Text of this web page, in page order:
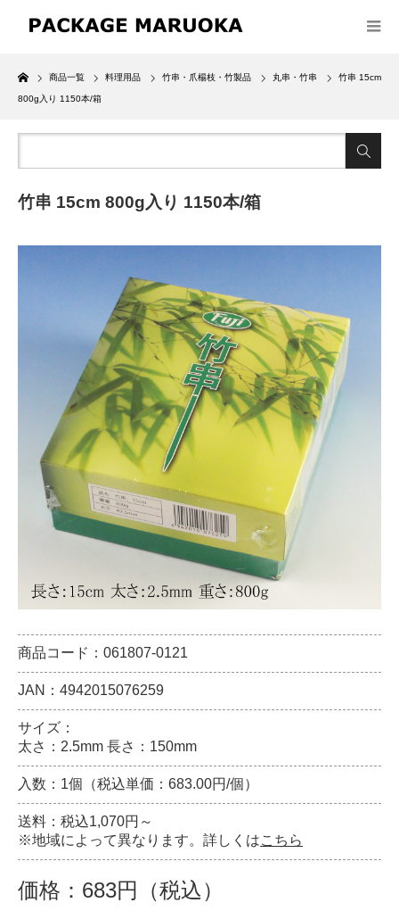
Home
商品一覧 料理用品 竹串・爪楊枝・竹製品 丸串・竹串 竹串 15cm
800g入り 1150本/箱
竹串 15cm 800g入り 1150本/箱
商品コード：061807-0121
JAN：4942015076259
サイズ：
太さ：2.5mm 長さ：150mm
入数：1個（税込単価：683.00円/個）
送料：税込1,070円～
※地域によって異なります。詳しくはこちら
価格：683円（税込）